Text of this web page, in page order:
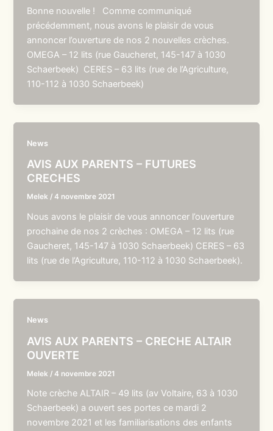
Bonne nouvelle ! Comme communiqué
précédemment, nous avons le plaisir de vous
annoncer l’ouverture de nos 2 nouvelles crèches.
OMEGA – 12 lits (rue Gaucheret, 145-147 à 1030
Schaerbeek) CERES – 63 lits (rue de l’Agriculture,
110-112 à 1030 Schaerbeek)
News
AVIS AUX PARENTS – FUTURES
CRECHES
Melek /4 novembre 2021
Nous avons le plaisir de vous annoncer l’ouverture
prochaine de nos 2 crèches : OMEGA – 12 lits (rue
Gaucheret, 145-147 à 1030 Schaerbeek) CERES – 63
lits (rue de l’Agriculture, 110-112 à 1030 Schaerbeek).
News
AVIS AUX PARENTS – CRECHE ALTAIR
OUVERTE
Melek /4 novembre 2021
Note crèche ALTAIR – 49 lits (av Voltaire, 63 à 1030
Schaerbeek) a ouvert ses portes ce mardi 2
novembre 2021 et les familiarisations des enfants